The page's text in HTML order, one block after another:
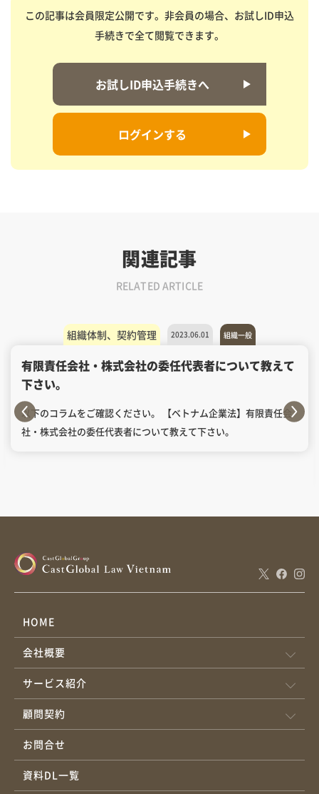
この記事は会員限定公開です。非会員の場合、お試しID申込
手続きで全て閲覧できます。
お試しID申込手続きへ
ログインする
関連記事
RELATED ARTICLE
組織体制、契約管理 2023.06.01 組織一般
有限責任会社・株式会社の委任代表者について教えて
下さい。
以下のコラムをご確認ください。 【ベトナム企業法】有限責任会
社・株式会社の委任代表者について教えて下さい。
HOME
会社概要
サービス紹介
顧問契約
お問合せ
資料DL一覧